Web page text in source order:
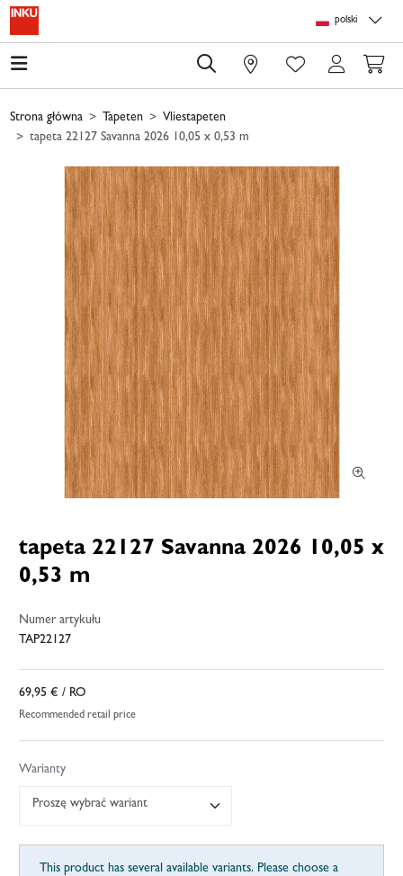
Skip to main content
polski
0
Strona główna Tapeten
Vliestapeten
tapeta 22127 Savanna 2026 10,05 x 0,53 m
tapeta 22127 Savanna 2026 10,05 x
0,53 m
Numer artykułu
TAP22127
69,95 € / RO
Recommended retail price
Warianty
Proszę wybrać wariant
This product has several available variants. Please choose a